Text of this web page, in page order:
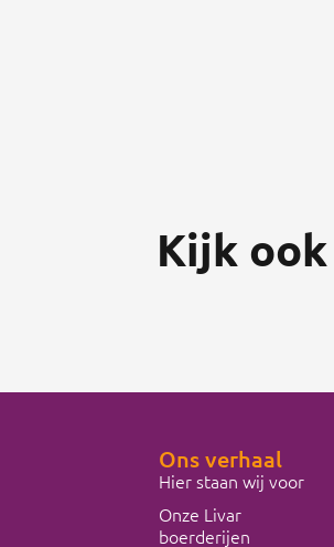
Kijk ook
Ons verhaal
Hier staan wij voor
Onze Livar
boerderijen